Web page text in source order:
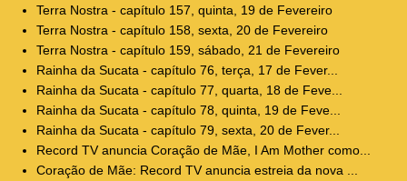
Terra Nostra - capítulo 157, quinta, 19 de Fevereiro
Terra Nostra - capítulo 158, sexta, 20 de Fevereiro
Terra Nostra - capítulo 159, sábado, 21 de Fevereiro
Rainha da Sucata - capítulo 76, terça, 17 de Fever...
Rainha da Sucata - capítulo 77, quarta, 18 de Feve...
Rainha da Sucata - capítulo 78, quinta, 19 de Feve...
Rainha da Sucata - capítulo 79, sexta, 20 de Fever...
Record TV anuncia Coração de Mãe, I Am Mother como...
Coração de Mãe: Record TV anuncia estreia da nova ...